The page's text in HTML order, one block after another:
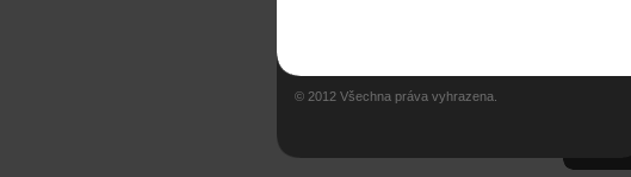
© 2012 Všechna práva vyhrazena.